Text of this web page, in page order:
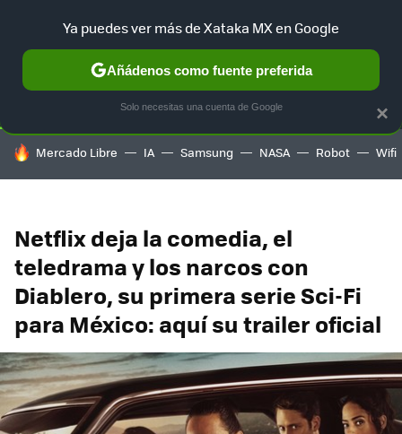
SELECCIÓN GAMING HOME AUTO TERRITORIO
HOY SE HABLA DE
Mercado Libre IA Samsung NASA Robot Wifi
Netflix deja la comedia, el
teledrama y los narcos con
Diablero, su primera serie Sci-Fi
para México: aquí su trailer oficial
×
Ya puedes ver más de Xataka MX en Google
Añádenos como fuente preferida
Solo necesitas una cuenta de Google